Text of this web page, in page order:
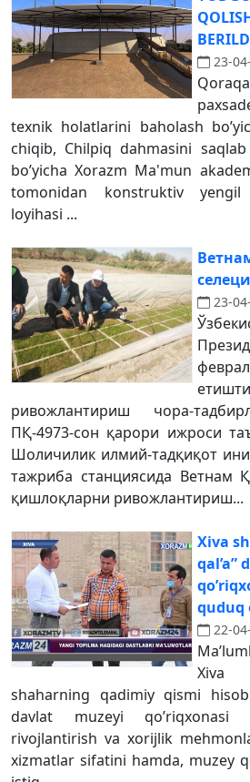
23-
texnik holatlarini baholash
chiqib, Chilpiq dahmasini
bo’yicha Xorazm Ma'mun
tomonidan konstruktiv
loyihasi ...
23-
ривожлантириш чора-
ПҚ-4973-сон қарори ижроси
Шоличилик илмий-тадқиқот
тажриба станциясида Ветнам
қишлоқларни ривожлантириш...
Xiva
qal’a”
quduq
22-
Xiva
shaharning qadimiy qismi
davlat muzeyi qo’riqxonasi
rivojlantirish va xorijlik
xizmatlar sifatini hamda, muzey